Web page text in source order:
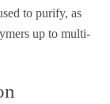
to purify, as
up to multi-